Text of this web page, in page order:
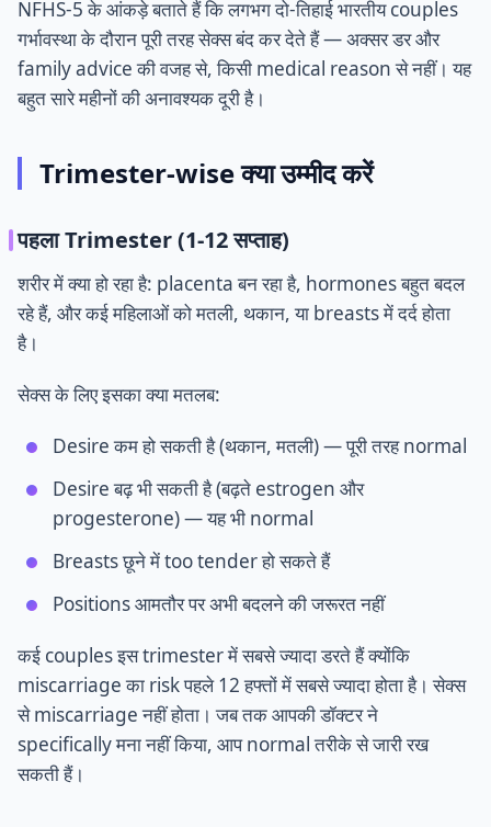
NFHS-5 के आंकड़े बताते हैं कि लगभग दो-तिहाई भारतीय couples
गर्भावस्था के दौरान पूरी तरह सेक्स बंद कर देते हैं — अक्सर डर और
family advice की वजह से, किसी medical reason से नहीं। यह
बहुत सारे महीनों की अनावश्यक दूरी है।
Trimester-wise क्या उम्मीद करें
पहला Trimester (1-12 सप्ताह)
शरीर में क्या हो रहा है: placenta बन रहा है, hormones बहुत बदल
रहे हैं, और कई महिलाओं को मतली, थकान, या breasts में दर्द होता
है।
सेक्स के लिए इसका क्या मतलब:
Desire कम हो सकती है (थकान, मतली) — पूरी तरह normal
Desire बढ़ भी सकती है (बढ़ते estrogen और
progesterone) — यह भी normal
Breasts छूने में too tender हो सकते हैं
Positions आमतौर पर अभी बदलने की जरूरत नहीं
कई couples इस trimester में सबसे ज्यादा डरते हैं क्योंकि
miscarriage का risk पहले 12 हफ्तों में सबसे ज्यादा होता है। सेक्स
से miscarriage नहीं होता। जब तक आपकी डॉक्टर ने
specifically मना नहीं किया, आप normal तरीके से जारी रख
सकती हैं।